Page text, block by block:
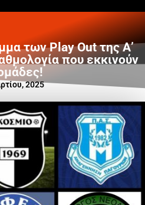
των Play Out της Α’
που εκκινούν
2025